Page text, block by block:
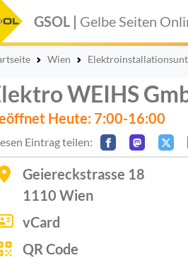
GSOL | Gelbe Seiten
Wien
WEIHS
Heute: 7:00-16:00
Eintrag teilen:
Geiereckstrasse 18
1110 Wien
vCard
QR Code